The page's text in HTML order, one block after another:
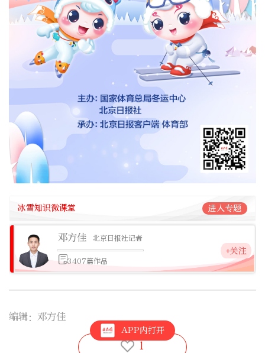
冰雪知识微课堂 进入专题
邓方佳 北京日报社记者
3407篇作品
+关注
编辑：邓方佳
1
APP内打开